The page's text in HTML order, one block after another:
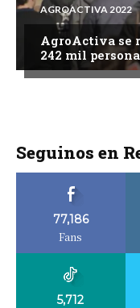
AGROACTIVA 2022
AgroActiva se
242 mil
Seguinos en
77,186
Fans
5,712